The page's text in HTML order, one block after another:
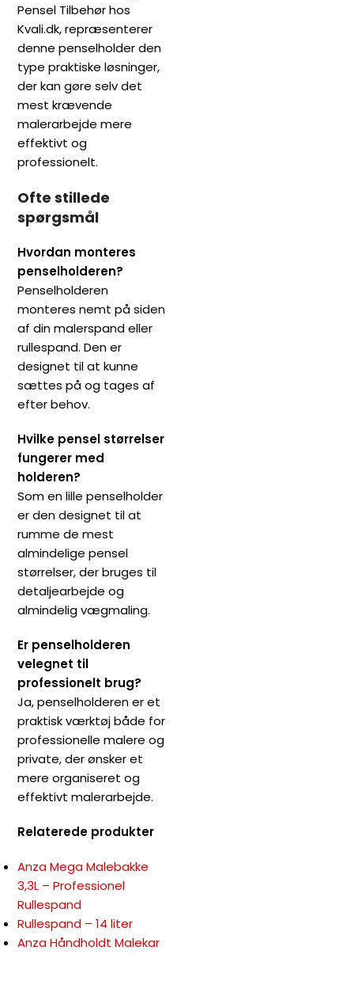
Pensel Tilbehør hos
Kvali.dk, repræsenterer
denne penselholder den
type praktiske løsninger,
der kan gøre selv det
mest krævende
malerarbejde mere
effektivt og
professionelt.
Ofte stillede
spørgsmål
Hvordan monteres
penselholderen?
Penselholderen
monteres nemt på siden
af din malerspand eller
rullespand. Den er
designet til at kunne
sættes på og tages af
efter behov.
Hvilke pensel størrelser
fungerer med
holderen?
Som en lille penselholder
er den designet til at
rumme de mest
almindelige pensel
størrelser, der bruges til
detaljearbejde og
almindelig vægmaling.
Er penselholderen
velegnet til
professionelt brug?
Ja, penselholderen er et
praktisk værktøj både for
professionelle malere og
private, der ønsker et
mere organiseret og
effektivt malerarbejde.
Relaterede produkter
Anza Mega Malebakke
3,3L – Professionel
Rullespand
Rullespand – 14 liter
Anza Håndholdt Malekar